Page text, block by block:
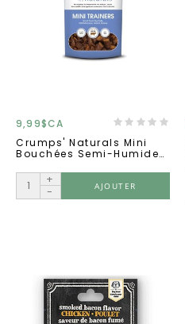
9,99$CA
Crumps' Naturals Mini
Bouchées Semi-Humide
+
-
AJOUTER